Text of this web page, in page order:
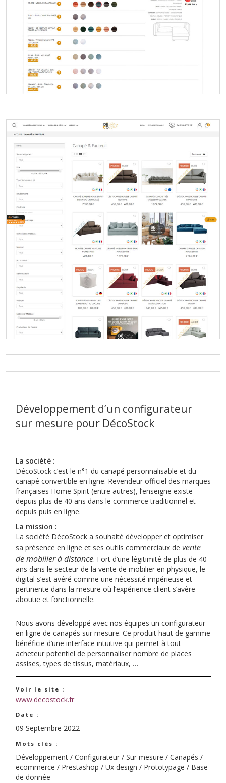
Développement d’un configurateur
sur mesure pour DécoStock
La société :
DécoStock c’est le n°1 du canapé personnalisable et du
canapé convertible en ligne. Revendeur officiel des marques
françaises Home Spirit (entre autres), l’enseigne existe
depuis plus de 40 ans dans le commerce traditionnel et
depuis puis en ligne.
La mission :
La société DécoStock a souhaité développer et optimiser
sa présence en ligne et ses outils commerciaux de vente
de mobilier à distance. Fort d’une légitimité de plus de 40
ans dans le secteur de la vente de mobilier en physique, le
digital s’est avéré comme une nécessité impérieuse et
pertinente dans la mesure où l’expérience client s’avère
aboutie et fonctionnelle.
Nous avons développé avec nos équipes un configurateur
en ligne de canapés sur mesure. Ce produit haut de gamme
bénéficie d’une interface intuitive qui permet à tout
acheteur potentiel de personnaliser nombre de places
assises, types de tissus, matériaux, …
Voir le site :
www.decostock.fr
Date :
09 Septembre 2022
Mots clés :
Développement / Configurateur / Sur mesure / Canapés /
ecommerce / Prestashop / Ux design / Prototypage / Base
de donnée